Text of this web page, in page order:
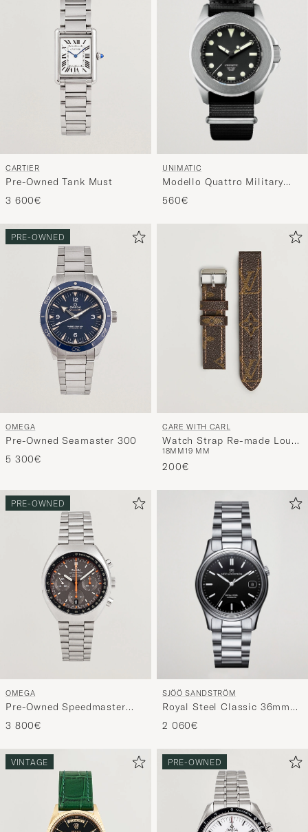
CARTIER
Pre-Owned Tank Must
3 600€
UNIMATIC
Modello Quattro Military
Watch
560€
PRE-OWNED
OMEGA
Pre-Owned Seamaster 300
5 300€
CARE WITH CARL
Watch Strap Re-made Louis
Vuitton Monogram
18MM19 MM
200€
PRE-OWNED
OMEGA
Pre-Owned Speedmaster
Mark II Re Edition
3 800€
SJÖÖ SANDSTRÖM
Royal Steel Classic 36mm
Black with Steel
2 060€
VINTAGE PRE-OWNED